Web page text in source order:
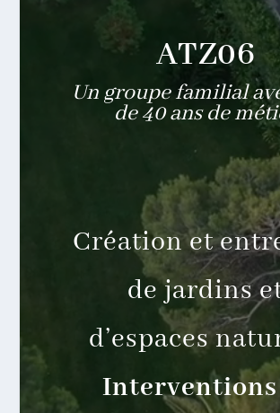
ATZ06
Un groupe familial
de 40 ans de
Création et
de jardins
d’espaces